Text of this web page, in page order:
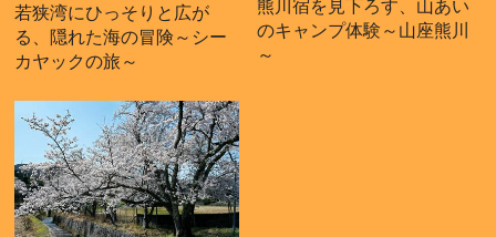
若狭湾にひっそりと広が
る、隠れた海の冒険～シー
カヤックの旅～
熊川宿を見下ろす、山あい
のキャンプ体験～山座熊川
～